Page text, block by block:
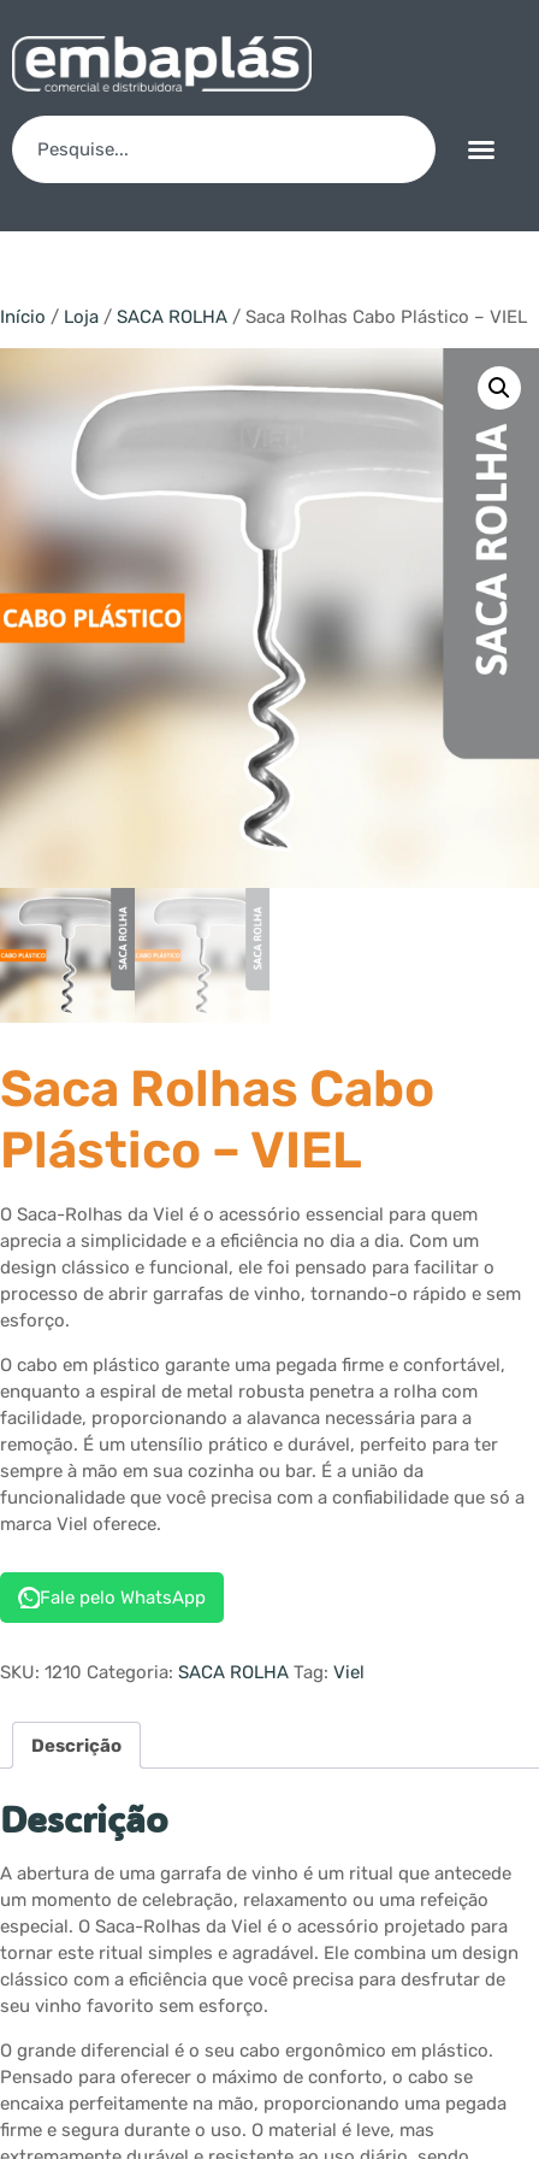
Início / Loja / SACA ROLHA / Saca Rolhas Cabo Plástico – VIEL
Saca Rolhas Cabo
Plástico – VIEL
O Saca-Rolhas da Viel é o acessório essencial para quem
aprecia a simplicidade e a eficiência no dia a dia. Com um
design clássico e funcional, ele foi pensado para facilitar o
processo de abrir garrafas de vinho, tornando-o rápido e sem
esforço.
O cabo em plástico garante uma pegada firme e confortável,
enquanto a espiral de metal robusta penetra a rolha com
facilidade, proporcionando a alavanca necessária para a
remoção. É um utensílio prático e durável, perfeito para ter
sempre à mão em sua cozinha ou bar. É a união da
funcionalidade que você precisa com a confiabilidade que só a
marca Viel oferece.
Fale pelo WhatsApp
SKU: 1210 Categoria: SACA ROLHA Tag: Viel
Descrição
Descrição
A abertura de uma garrafa de vinho é um ritual que antecede
um momento de celebração, relaxamento ou uma refeição
especial. O Saca-Rolhas da Viel é o acessório projetado para
tornar este ritual simples e agradável. Ele combina um design
clássico com a eficiência que você precisa para desfrutar de
seu vinho favorito sem esforço.
O grande diferencial é o seu cabo ergonômico em plástico.
Pensado para oferecer o máximo de conforto, o cabo se
encaixa perfeitamente na mão, proporcionando uma pegada
firme e segura durante o uso. O material é leve, mas